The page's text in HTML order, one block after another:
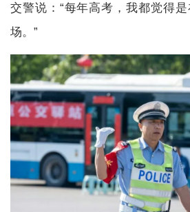
交警说：“每年高考，我都觉得
场。”